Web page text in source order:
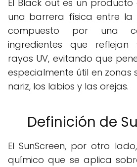
El Black out es un
una barrera física entre la
compuesto por una
ingredientes que
rayos UV, evitando que
especialmente útil en zonas
nariz, los labios y las orejas.
Definición de
El SunScreen, por otro
químico que se aplica